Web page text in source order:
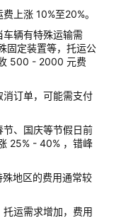
上涨 10%至20%。
辆有特殊运输需
固定装置等，托运公
500 - 2000 元费
订单，可能需支付
、国庆等节假日前
25% - 40% ，错峰
地区的费用通常较
运需求增加，费用